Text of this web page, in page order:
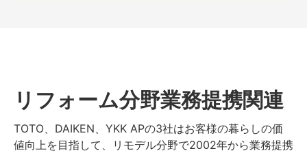
リフォーム分野業務提携関連
TOTO、DAIKEN、YKK APの3社はお客様の暮らしの価
値向上を目指して、リモデル分野で2002年から業務提携